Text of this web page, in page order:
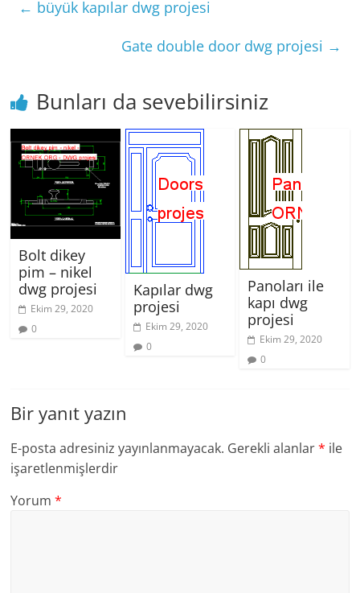
← büyük kapılar dwg projesi
Gate double door dwg projesi →
Bunları da sevebilirsiniz
Bolt dikey
pim – nikel
dwg projesi
Ekim 29, 2020
0
Kapılar dwg
projesi
Ekim 29, 2020
0
Panoları ile
kapı dwg
projesi
Ekim 29, 2020
0
Bir yanıt yazın
E-posta adresiniz yayınlanmayacak. Gerekli alanlar* ile
işaretlenmişlerdir
Yorum*